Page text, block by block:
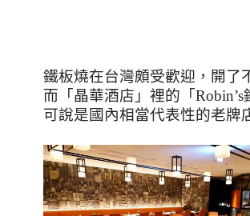
鐵板燒在台灣頗受歡迎，開了
而「晶華酒店」裡的「 Robin’s
可說是國內相當代表性的老牌